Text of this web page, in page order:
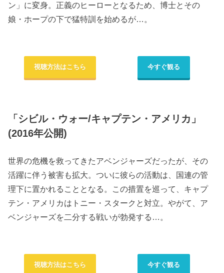
ン」に変身。正義のヒーローとなるため、博士とその
娘・ホープの下で猛特訓を始めるが…。
視聴方法はこちら 今すぐ観る
「シビル・ウォー/キャプテン・アメリカ」
(2016年公開)
世界の危機を救ってきたアベンジャーズだったが、その
活躍に伴う被害も拡大。ついに彼らの活動は、国連の管
理下に置かれることとなる。この措置を巡って、キャプ
テン・アメリカはトニー・スタークと対立。やがて、ア
ベンジャーズを二分する戦いが勃発する…。
視聴方法はこちら 今すぐ観る